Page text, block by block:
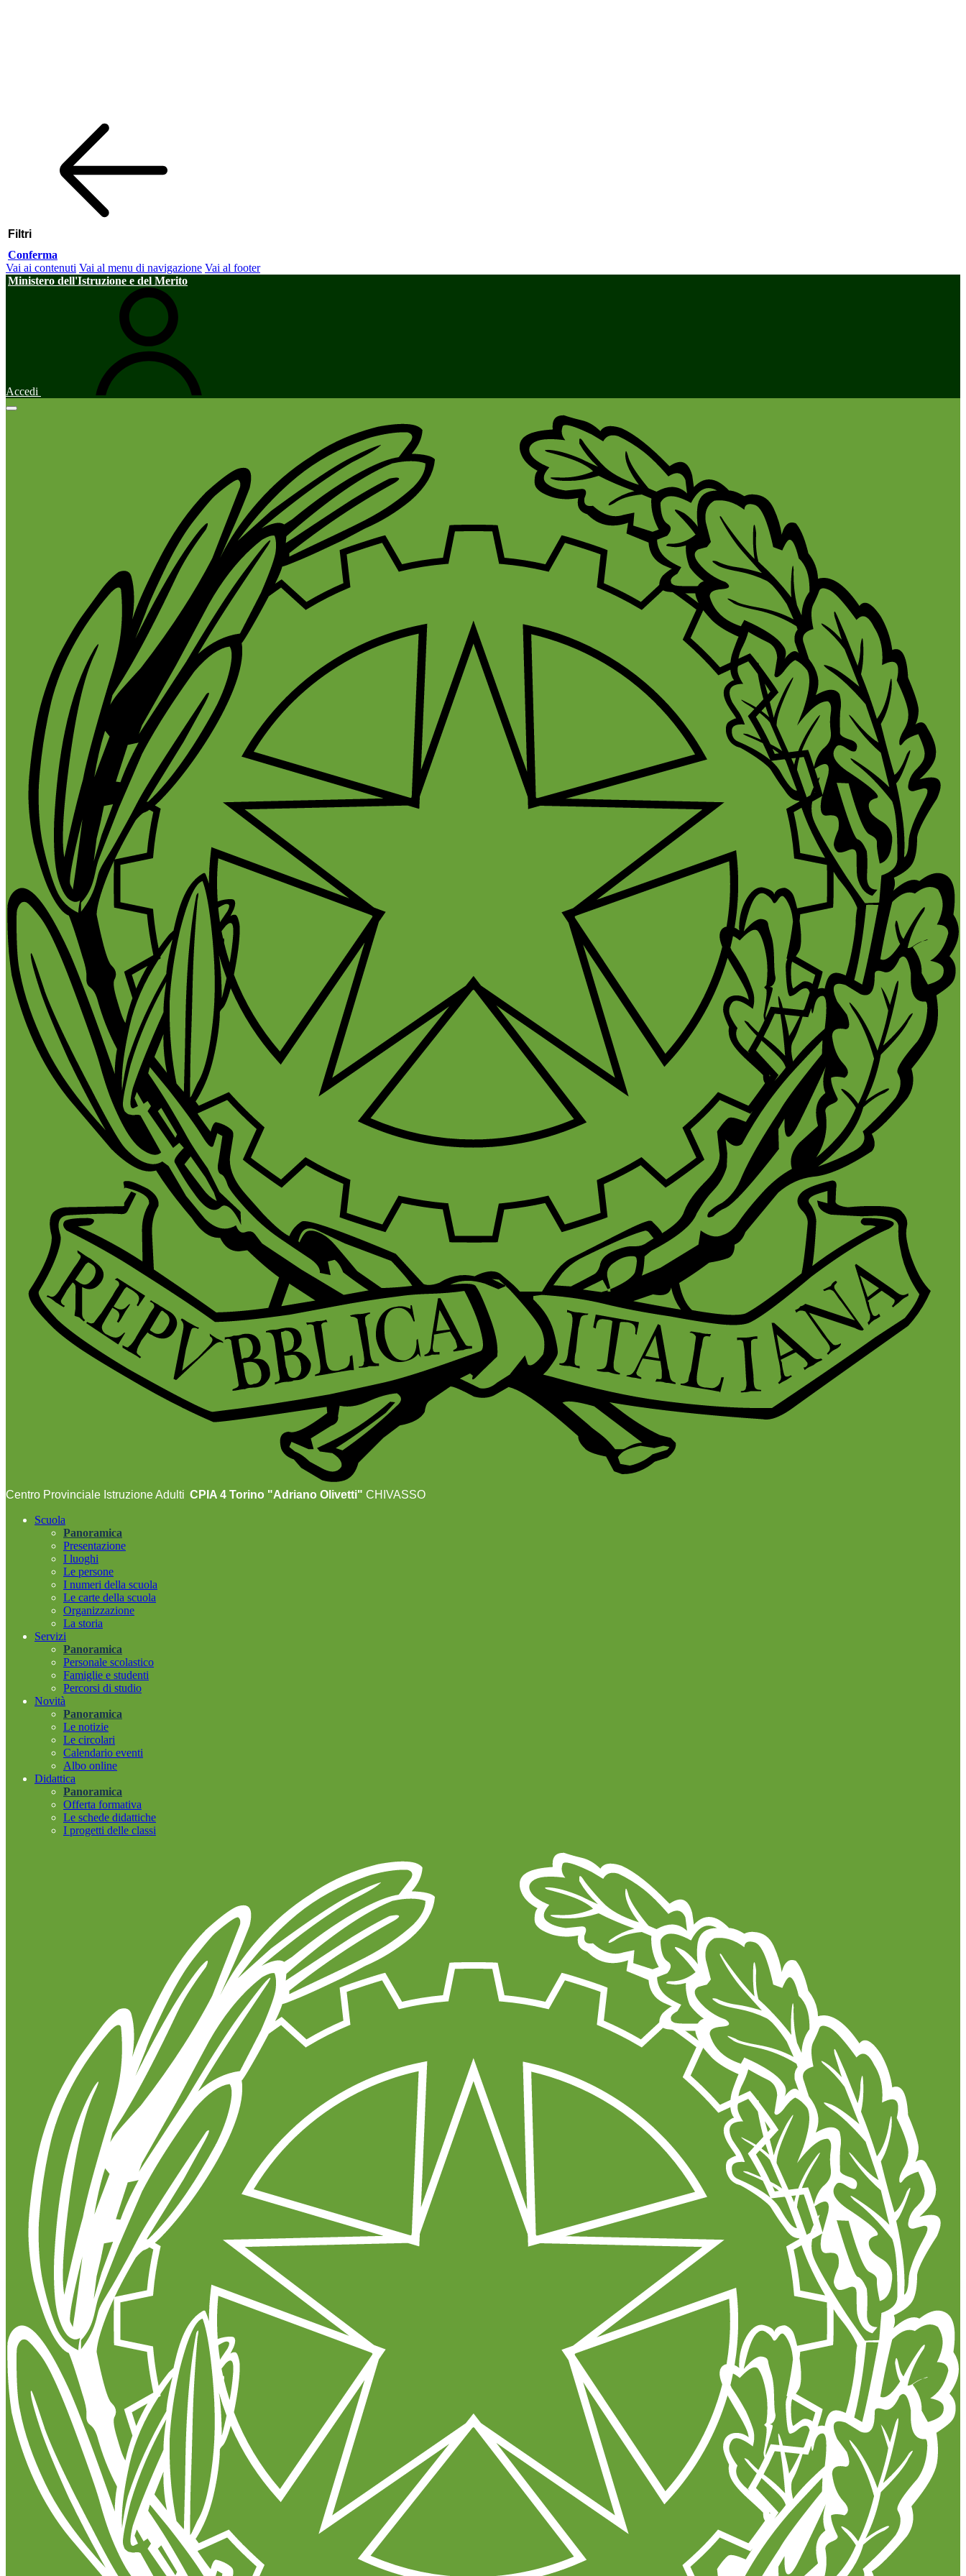
Filtri
Conferma
Vai ai contenuti Vai al menu di navigazione Vai al footer
Ministero dell'Istruzione e del Merito
Accedi
Centro Provinciale Istruzione Adulti CPIA 4 Torino "Adriano Olivetti" CHIVASSO
Scuola
Panoramica
Presentazione
I luoghi
Le persone
I numeri della scuola
Le carte della scuola
Organizzazione
La storia
Servizi
Panoramica
Personale scolastico
Famiglie e studenti
Percorsi di studio
Novità
Panoramica
Le notizie
Le circolari
Calendario eventi
Albo online
Didattica
Panoramica
Offerta formativa
Le schede didattiche
I progetti delle classi